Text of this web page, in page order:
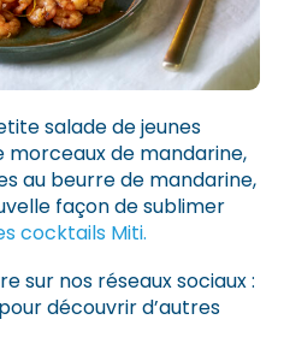
salade de jeunes
morceaux de mandarine,
au beurre de mandarine,
façon de sublimer
cocktails Miti.
sur nos réseaux sociaux :
pour découvrir d’autres